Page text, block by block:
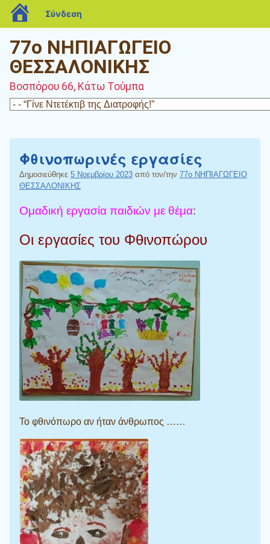
77ο ΝΗΠΙΑΓΩΓΕΙΟ
ΘΕΣΣΑΛΟΝΙΚΗΣ
Βοσπόρου 66, Κάτω Τούμπα
Φθινοπωρινές εργασίες
Δημοσιεύθηκε 5 Νοεμβρίου 2023 από τον/την 77ο ΝΗΠΙΑΓΩΓΕΙΟ
ΘΕΣΣΑΛΟΝΙΚΗΣ
Ομαδική εργασία παιδιών με θέμα:
Οι εργασίες του Φθινοπώρου
Το φθινόπωρο αν ήταν άνθρωπος ……
blogs.sch.gr
Σύνδεση